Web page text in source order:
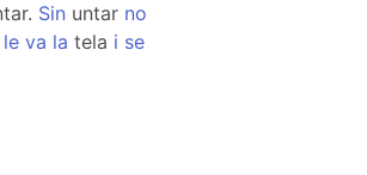
Sin untar no
le va la tela i se